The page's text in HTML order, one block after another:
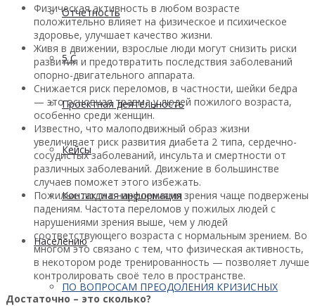
Отчетность
5 С
Проектная деятельность
Кейсы
Контактная информация
Населению
ПО ВОПРОСАМ ПРЕОДОЛЕНИЯ КРИЗИСНЫХ
Физическая активность в любом возрасте
положительно влияет на физическое и психическое
здоровье, улучшает качество жизни.
Живя в движении, взрослые люди могут снизить риски
развития и предотвратить последствия заболеваний
опорно-двигательного аппарата.
Снижается риск переломов, в частности, шейки бедра
— это основная травма у людей пожилого возраста,
особенно среди женщин.
Известно, что малоподвижный образ жизни
увеличивает риск развития диабета 2 типа, сердечно-
сосудистых заболеваний, инсульта и смертности от
различных заболеваний. Движение в большинстве
случаев поможет этого избежать.
Пожилые люди с нарушениями зрения чаще подвержены
падениям. Частота переломов у пожилых людей с
нарушениями зрения выше, чем у людей
соответствующего возраста с нормальным зрением. Во
многом это связано с тем, что физическая активность,
в некотором роде тренированность — позволяет лучше
контролировать своё тело в пространстве.
Достаточно – это сколько?